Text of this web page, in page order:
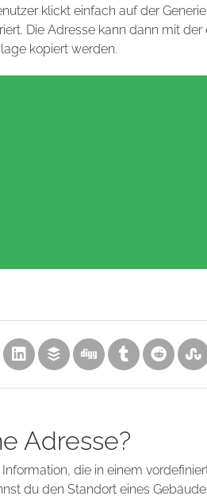
klickt einfach auf der
Die Adresse kann dann mit
kopiert werden.
Adresse?
Information, die in einem
du den Standort eines